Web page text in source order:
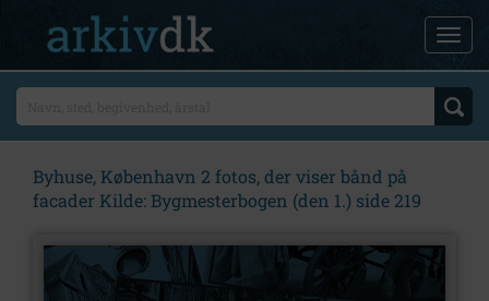
Byhuse, København 2 fotos, der viser bånd på
facader Kilde: Bygmesterbogen (den 1.) side 219